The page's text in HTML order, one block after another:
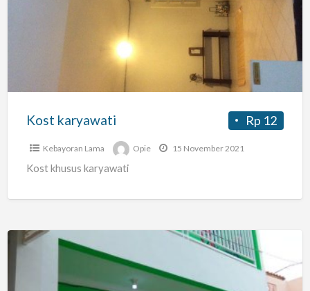
Rp 12
Kost karyawati
Kebayoran Lama Opie 15 November 2021
Kost khusus karyawati
Kost
Nyaman